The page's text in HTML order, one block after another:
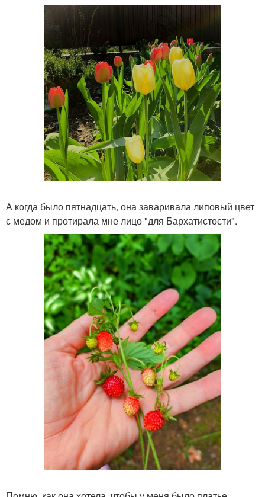
А когда было пятнадцать, она заваривала липовый цвет
с медом и протирала мне лицо "для Бархатистости".